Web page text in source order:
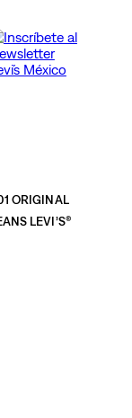
ORIGINAL
LEVI’S®